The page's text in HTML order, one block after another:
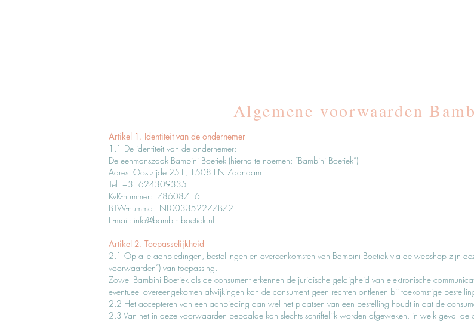
Algemene voorwaarden
Artikel 1. Identiteit van de ondernemer
1.1 De identiteit van de ondernemer:
De eenmanszaak Bambini Boetiek (hierna te noemen: “Bambini Boetiek”)
Adres: Oostzijde 251, 1508 EN Zaandam
Tel: +31624309335
KvK-nummer: 78608716
BTW-nummer: NL003352277B72
E-mail: info@bambiniboetiek.nl
Artikel 2. Toepasselijkheid
2.1 Op alle aanbiedingen, bestellingen en overeenkomsten van Bambini Boetiek via de webshop zijn
voorwaarden”) van toepassing.
Zowel Bambini Boetiek als de consument erkennen de juridische geldigheid van elektronische
eventueel overeengekomen afwijkingen kan de consument geen rechten ontlenen bij toekomstige
2.2 Het accepteren van een aanbieding dan wel het plaatsen van een bestelling houdt in dat de
2.3 Van het in deze voorwaarden bepaalde kan slechts schriftelijk worden afgeweken, in welk geval de